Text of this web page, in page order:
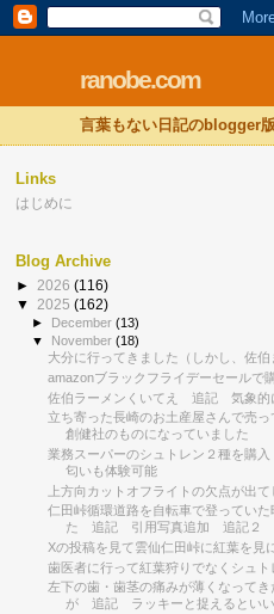
ranobe.com
言葉もない日記のblogger版
Links
はじめに
Blog Archive
► 2026 (116)
▼ 2025 (162)
► December(13)
▼ November(18)
大分に行ってきました（しかし、佐伯
amazonブラックフライデーセールで
佐伯ラーメンくいてえ 追記 気象的
立ち寄った長崎のお土産屋さんで売
創健社のものになっていました
業務スーパーのシュトレン２種を購
匂いも体験可能
上方向カットオフライトの欠点が出
仁田峠循環道路を自転車で登ってい
た 追記 引用写真追加 追記２
Xの投稿を見て雲仙仁田峠に紅葉を見
歯医者に行って紅葉狩りでなくシュト
左下の歯・歯茎の痛みが薄くなって
が 追記 ラッキーと捉えるといい